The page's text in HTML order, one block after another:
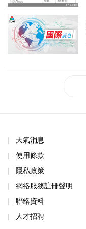
天氣消息
使用條款
隱私政策
網絡服務註冊聲明
聯絡資料
人才招聘